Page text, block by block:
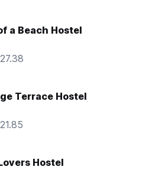
a Beach Hostel
Terrace Hostel
Hostel